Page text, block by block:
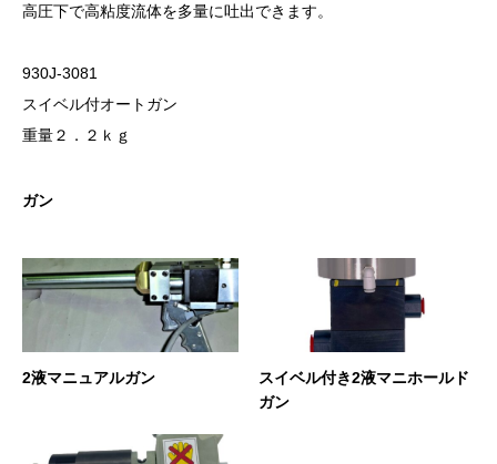
高圧下で高粘度流体を多量に吐出できます。
930J-3081
スイベル付オートガン
重量２．２ｋｇ
ガン
2液マニュアルガン
スイベル付き2液マニホールド
ガン